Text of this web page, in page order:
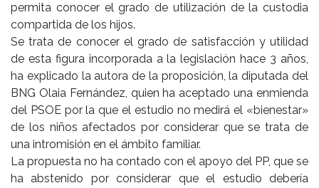
permita conocer el grado de utilización de la custodia
compartida de los hijos.
Se trata de conocer el grado de satisfacción y utilidad
de esta figura incorporada a la legislación hace 3 años,
ha explicado la autora de la proposición, la diputada del
BNG Olaia Fernández, quien ha aceptado una enmienda
del PSOE por la que el estudio no medirá el «bienestar»
de los niños afectados por considerar que se trata de
una intromisión en el ámbito familiar.
La propuesta no ha contado con el apoyo del PP, que se
ha abstenido por considerar que el estudio debería